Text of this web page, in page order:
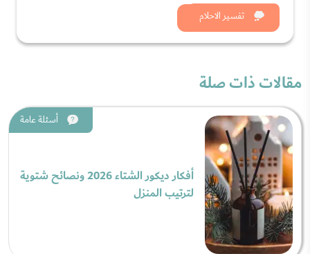
تفسير الاحلام
شاهد الان
مقالات ذات صلة
أسئلة عامة
أفكار ديكور الشتاء 2026 ونصائح شتوية
لترتيب المنزل